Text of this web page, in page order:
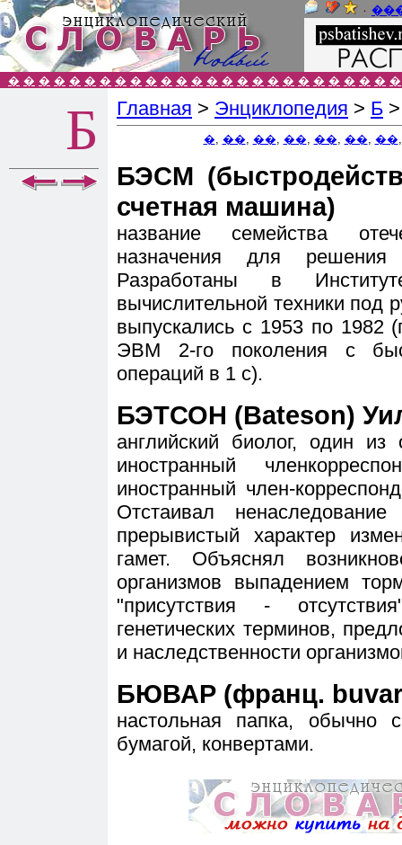
٠
� � � � � � � � � � � � � � � � � � � � � � � � � �
Б Главная > Энциклопедия > Б
�, ��, ��, ��, ��, ��, ��
БЭСМ
счетная машина)
название семейства
назначения для решения
Разработаны в
вычислительной техники под
выпускались с 1953 по
ЭВМ 2-го поколения с
операций в 1 с).
БЭТСОН (Bateson)
английский биолог, один из
иностранный
иностранный член-
Отстаивал
прерывистый характер
гамет. Объяснял
организмов выпадением
"присутствия -
генетических терминов,
и наследственности
БЮВАР (франц.
настольная папка, обычно
бумагой, конвертами.